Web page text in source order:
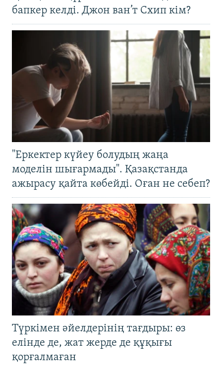
бапкер келді. Джон ван’т Схип кім?
"Еркектер күйеу болудың жаңа
моделін шығармады". Қазақстанда
ажырасу қайта көбейді. Оған не себеп?
Түркімен әйелдерінің тағдыры: өз
елінде де, жат жерде де құқығы
қорғалмаған